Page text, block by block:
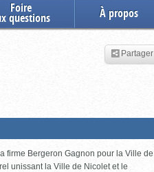
Foire
questions À propos
Partager
firme Bergeron Gagnon pour la Ville de
unissant la Ville de Nicolet et le